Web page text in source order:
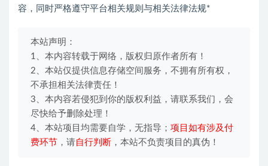
容，同时严格遵守平台相关规则与相关法律法规*
本站声明：
1、本内容转载于网络，版权归原作者所有！
2、本站仅提供信息存储空间服务，不拥有所有权，
不承担相关法律责任！
3、本内容若侵犯到你的版权利益，请联系我们，会
尽快给予删除处理！
4、本站项目均需要自学，无指导； 项目如有涉及付
费环节 ，请自行判断 ，本站不负责项目的真伪！